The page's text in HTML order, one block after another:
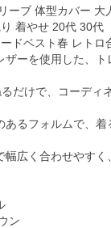
ーブ 体型カバー 大
着やせ 20代 30代
ドベスト春 レトロ
ザーを使用した、ト
だけで、コーディ
あるフォルムで、着
幅広く合わせやすく
ン